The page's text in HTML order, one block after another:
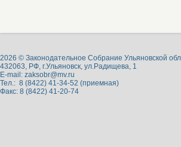
2026 © Законодательное Собрание Ульяновской
432063, РФ, г.Ульяновск, ул.Радищева, 1
E-mail: zaksobr@mv.ru
Тел.: 8 (8422) 41-34-52 (приемная)
Факс: 8 (8422) 41-20-74